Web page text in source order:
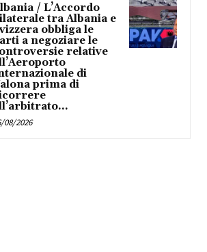
/ L’Accordo
tra Albania e
obbliga le
a negoziare le
relative
di
prima di
08/2026